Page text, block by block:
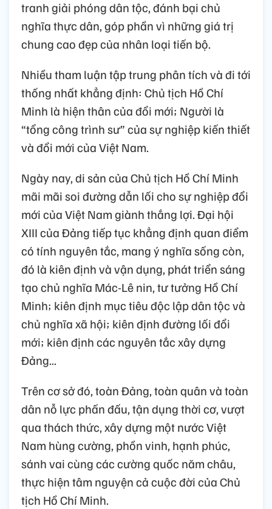
tranh giải phóng dân tộc, đánh bại chủ
nghĩa thực dân, góp phần vì những giá trị
chung cao đẹp của nhân loại tiến bộ.
Nhiều tham luận tập trung phân tích và đi tới
thống nhất khẳng định: Chủ tịch Hồ Chí
Minh là hiện thân của đổi mới; Người là
“tổng công trình sư” của sự nghiệp kiến thiết
và đổi mới của Việt Nam.
Ngày nay, di sản của Chủ tịch Hồ Chí Minh
mãi mãi soi đường dẫn lối cho sự nghiệp đổi
mới của Việt Nam giành thắng lợi. Đại hội
XIII của Đảng tiếp tục khẳng định quan điểm
có tính nguyên tắc, mang ý nghĩa sống còn,
đó là kiên định và vận dụng, phát triển sáng
tạo chủ nghĩa Mác-Lê nin, tư tưởng Hồ Chí
Minh; kiên định mục tiêu độc lập dân tộc và
chủ nghĩa xã hội; kiên định đường lối đổi
mới; kiên định các nguyên tắc xây dựng
Đảng...
Trên cơ sở đó, toàn Đảng, toàn quân và toàn
dân nỗ lực phấn đấu, tận dụng thời cơ, vượt
qua thách thức, xây dựng một nước Việt
Nam hùng cường, phồn vinh, hạnh phúc,
sánh vai cùng các cường quốc năm châu,
thực hiện tâm nguyện cả cuộc đời của Chủ
tịch Hồ Chí Minh.